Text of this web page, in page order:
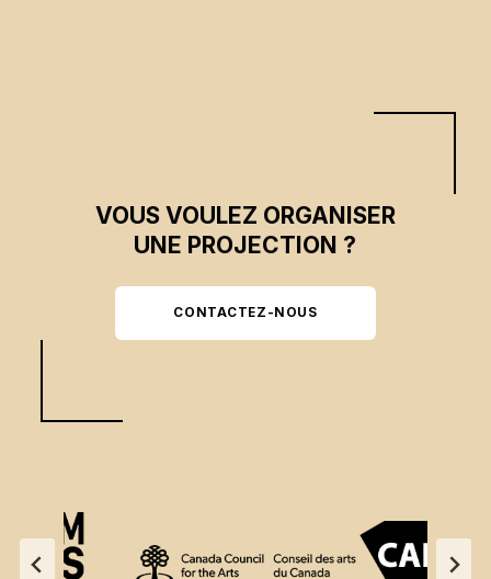
VOUS VOULEZ ORGANISER
UNE PROJECTION ?
CONTACTEZ-NOUS